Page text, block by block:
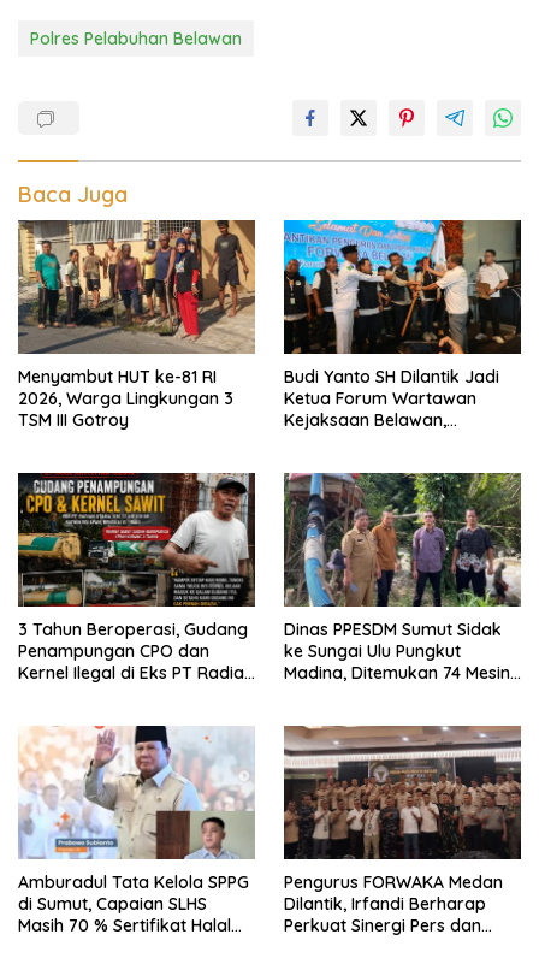
Polres Pelabuhan Belawan
Baca Juga
Menyambut HUT ke-81 RI
2026, Warga Lingkungan 3
TSM III Gotroy
Budi Yanto SH Dilantik Jadi
Ketua Forum Wartawan
Kejaksaan Belawan,
Pendampingan Hukum dan
Ekomoni Semua Anggota
3 Tahun Beroperasi, Gudang
Penampungan CPO dan
Kernel Ilegal di Eks PT Radian
Dinas PPESDM Sumut Sidak
ke Sungai Ulu Pungkut
Madina, Ditemukan 74 Mesin
Rusak
Amburadul Tata Kelola SPPG
di Sumut, Capaian SLHS
Masih 70 % Sertifikat Halal
Pengurus FORWAKA Medan
Dilantik, Irfandi Berharap
Perkuat Sinergi Pers dan